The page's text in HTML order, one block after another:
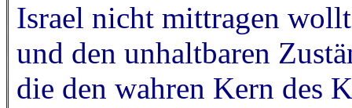
Israel nicht mittragen
und den unhaltbaren
die den wahren Kern des